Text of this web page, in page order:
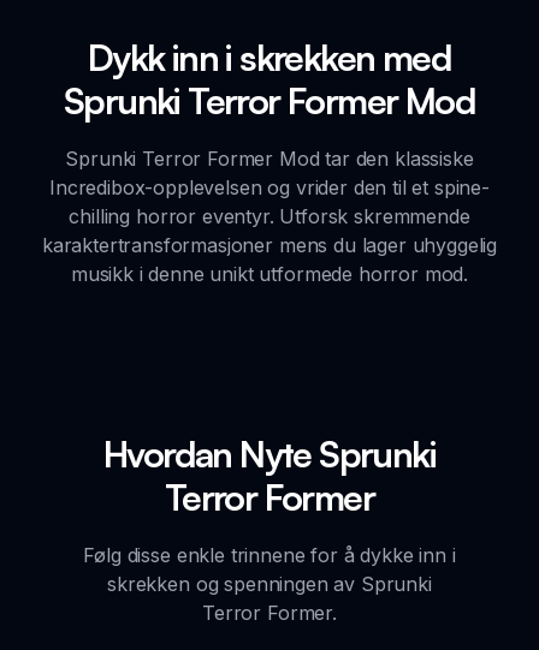
Dykk inn i skrekken med
Sprunki Terror Former Mod
Sprunki Terror Former Mod tar den klassiske
Incredibox-opplevelsen og vrider den til et spine-
chilling horror eventyr. Utforsk skremmende
karaktertransformasjoner mens du lager uhyggelig
musikk i denne unikt utformede horror mod.
Hvordan Nyte Sprunki
Terror Former
Følg disse enkle trinnene for å dykke inn i
skrekken og spenningen av Sprunki
Terror Former.